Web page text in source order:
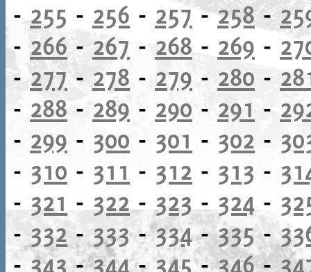
-255 - 256 - 257-258-
- 266 -267 - 268 - 269 -
-277-278 - 279 - 280 -
- 288 - 289 - 290 - 291 -
- 299 - 300 - 301 - 302 -
- 310 - 311 - 312 - 313 -
- 321 -322-323-324-
- 332 - 333-334-335-
- 343-344-345-346-